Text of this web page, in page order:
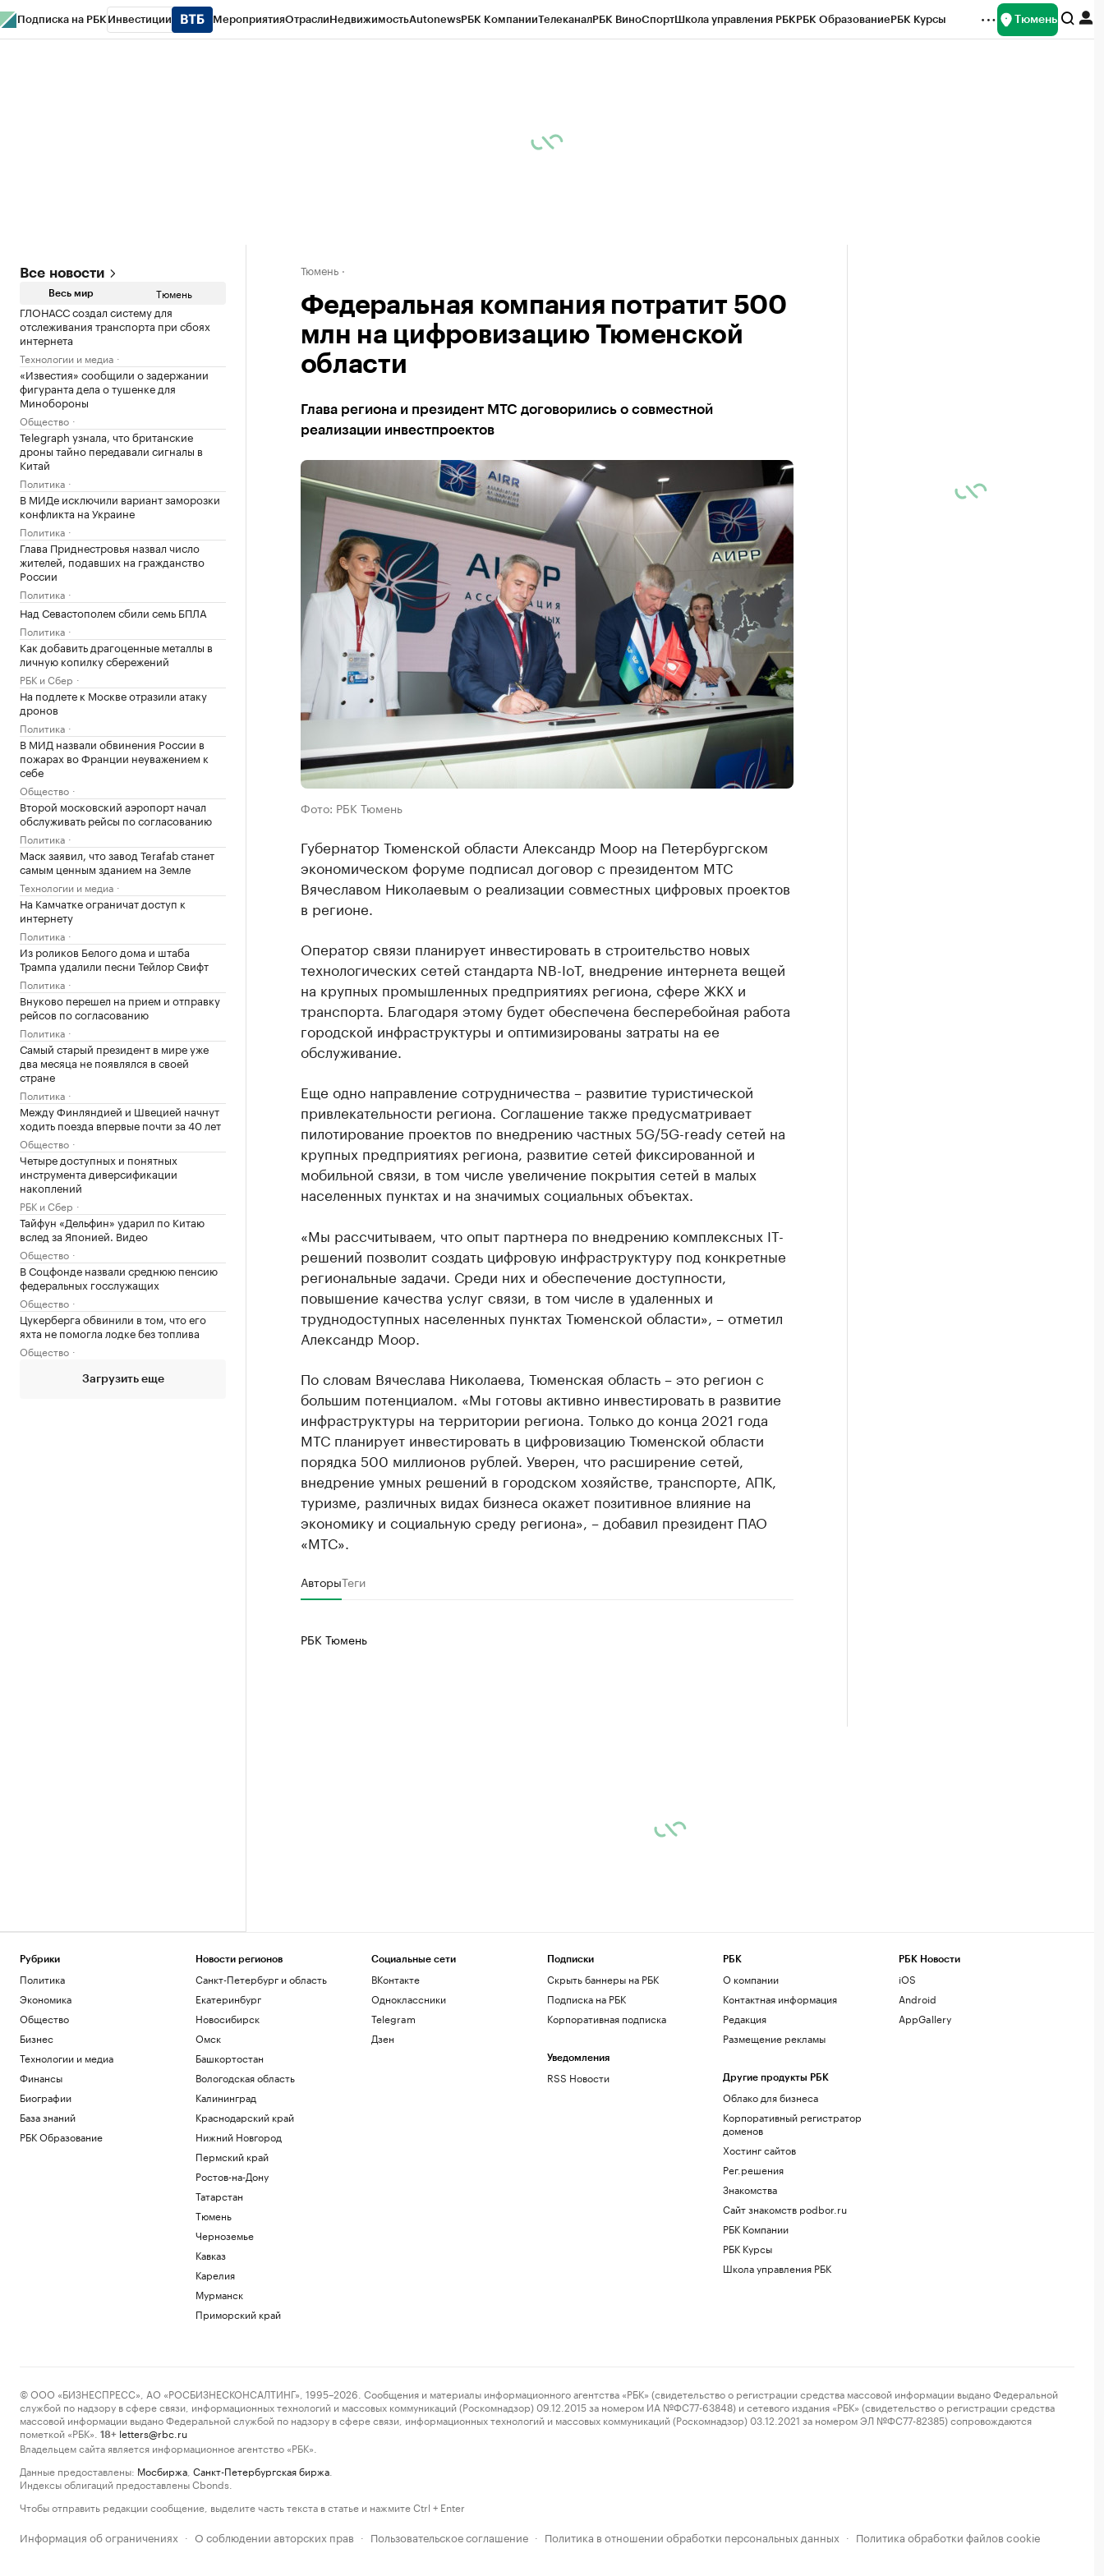
Подписка на РБК Инвестиции МероприятияОтраслиНедвижимостьAutonewsРБК КомпанииТелеканалРБК ВиноСпортШкола управления РБКРБК ОбразованиеРБК Курсы Тюмень
Все новости
Весь мир Тюмень
ГЛОНАСС создал систему для
отслеживания транспорта при сбоях
интернета
Технологии и медиа
«Известия» сообщили о задержании
фигуранта дела о тушенке для
Минобороны
Общество
Telegraph узнала, что британские
дроны тайно передавали сигналы в
Китай
Политика
В МИДе исключили вариант заморозки
конфликта на Украине
Политика
Глава Приднестровья назвал число
жителей, подавших на гражданство
России
Политика
Над Севастополем сбили семь БПЛА
Политика
Как добавить драгоценные металлы в
личную копилку сбережений
РБК и Сбер
На подлете к Москве отразили атаку
дронов
Политика
В МИД назвали обвинения России в
пожарах во Франции неуважением к
себе
Общество
Второй московский аэропорт начал
обслуживать рейсы по согласованию
Политика
Маск заявил, что завод Terafab станет
самым ценным зданием на Земле
Технологии и медиа
На Камчатке ограничат доступ к
интернету
Политика
Из роликов Белого дома и штаба
Трампа удалили песни Тейлор Свифт
Политика
Внуково перешел на прием и отправку
рейсов по согласованию
Политика
Самый старый президент в мире уже
два месяца не появлялся в своей
стране
Политика
Между Финляндией и Швецией начнут
ходить поезда впервые почти за 40 лет
Общество
Четыре доступных и понятных
инструмента диверсификации
накоплений
РБК и Сбер
Тайфун «Дельфин» ударил по Китаю
вслед за Японией. Видео
Общество
В Соцфонде назвали среднюю пенсию
федеральных госслужащих
Общество
Цукерберга обвинили в том, что его
яхта не помогла лодке без топлива
Общество
Загрузить еще
Тюмень
Федеральная компания потратит 500
млн на цифровизацию Тюменской
области
Глава региона и президент МТС договорились о совместной
реализации инвестпроектов
Фото: РБК Тюмень
Губернатор Тюменской области Александр Моор на Петербургском
экономическом форуме подписал договор с президентом МТС
Вячеславом Николаевым о реализации совместных цифровых проектов
в регионе.
Оператор связи планирует инвестировать в строительство новых
технологических сетей стандарта NB-IoT, внедрение интернета вещей
на крупных промышленных предприятиях региона, сфере ЖКХ и
транспорта. Благодаря этому будет обеспечена бесперебойная работа
городской инфраструктуры и оптимизированы затраты на ее
обслуживание.
Еще одно направление сотрудничества – развитие туристической
привлекательности региона. Соглашение также предусматривает
пилотирование проектов по внедрению частных 5G/5G-ready сетей на
крупных предприятиях региона, развитие сетей фиксированной и
мобильной связи, в том числе увеличение покрытия сетей в малых
населенных пунктах и на значимых социальных объектах.
«Мы рассчитываем, что опыт партнера по внедрению комплексных IT-
решений позволит создать цифровую инфраструктуру под конкретные
региональные задачи. Среди них и обеспечение доступности,
повышение качества услуг связи, в том числе в удаленных и
труднодоступных населенных пунктах Тюменской области», – отметил
Александр Моор.
По словам Вячеслава Николаева, Тюменская область – это регион с
большим потенциалом. «Мы готовы активно инвестировать в развитие
инфраструктуры на территории региона. Только до конца 2021 года
МТС планирует инвестировать в цифровизацию Тюменской области
порядка 500 миллионов рублей. Уверен, что расширение сетей,
внедрение умных решений в городском хозяйстве, транспорте, АПК,
туризме, различных видах бизнеса окажет позитивное влияние на
экономику и социальную среду региона», – добавил президент ПАО
«МТС».
АвторыТеги
РБК Тюмень
Рубрики
Политика
Экономика
Общество
Бизнес
Технологии и медиа
Финансы
Биографии
База знаний
РБК Образование
Новости регионов
Санкт-Петербург и область
Екатеринбург
Новосибирск
Омск
Башкортостан
Вологодская область
Калининград
Краснодарский край
Нижний Новгород
Пермский край
Ростов-на-Дону
Татарстан
Тюмень
Черноземье
Кавказ
Карелия
Мурманск
Приморский край
Социальные сети
ВКонтакте
Одноклассники
Telegram
Дзен
Подписки
Скрыть баннеры на РБК
Подписка на РБК
Корпоративная подписка
Уведомления
RSS Новости
РБК
О компании
Контактная информация
Редакция
Размещение рекламы
Другие продукты РБК
Облако для бизнеса
Корпоративный регистратор
доменов
Хостинг сайтов
Рег.решения
Знакомства
Сайт знакомств podbor.ru
РБК Компании
РБК Курсы
Школа управления РБК
РБК Новости
iOS
Android
AppGallery
© ООО «БИЗНЕСПРЕСС», АО «РОСБИЗНЕСКОНСАЛТИНГ», 1995–2026. Сообщения и материалы информационного агентства «РБК» (свидетельство о регистрации средства массовой информации выдано Федеральной
службой по надзору в сфере связи, информационных технологий и массовых коммуникаций (Роскомнадзор) 09.12.2015 за номером ИА №ФС77-63848) и сетевого издания «РБК» (свидетельство о регистрации средства
массовой информации выдано Федеральной службой по надзору в сфере связи, информационных технологий и массовых коммуникаций (Роскомнадзор) 03.12.2021 за номером ЭЛ №ФС77-82385) сопровождаются
пометкой «РБК».
18+ letters@rbc.ru
Владельцем сайта является информационное агентство «РБК».
Данные предоставлены: Мосбиржа Санкт-Петербургская биржа
Индексы облигаций предоставлены Cbonds.
Чтобы отправить редакции сообщение, выделите часть текста в статье и нажмите Ctrl + Enter
Информация об ограничениях · О соблюдении авторских прав · Пользовательское соглашение · Политика в отношении обработки персональных данных · Политика обработки файлов cookie